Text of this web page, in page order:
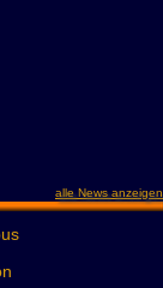
alle News anzeigen